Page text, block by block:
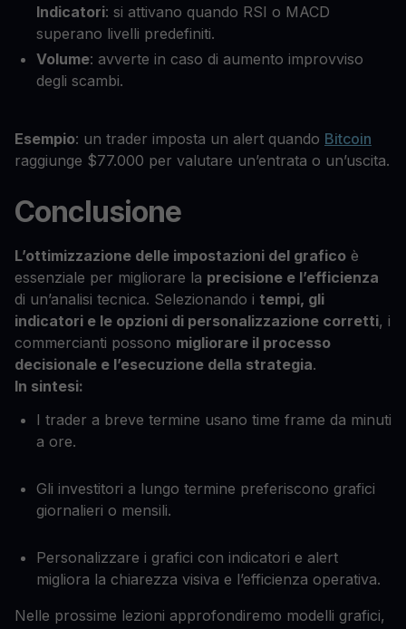
Indicatori: si attivano quando RSI o MACD
superano livelli predefiniti.
Volume: avverte in caso di aumento improvviso
degli scambi.
Esempio: un trader imposta un alert quando Bitcoin
raggiunge $77.000 per valutare un’entrata o un’uscita.
Conclusione
L’ottimizzazione delle impostazioni del grafico è
essenziale per migliorare la precisione e l’efficienza
di un’analisi tecnica. Selezionando i tempi, gli
indicatori e le opzioni di personalizzazione corretti, i
commercianti possono migliorare il processo
decisionale e l’esecuzione della strategia.
In sintesi:
I trader a breve termine usano time frame da minuti
a ore.
Gli investitori a lungo termine preferiscono grafici
giornalieri o mensili.
Personalizzare i grafici con indicatori e alert
migliora la chiarezza visiva e l’efficienza operativa.
Nelle prossime lezioni approfondiremo modelli grafici,